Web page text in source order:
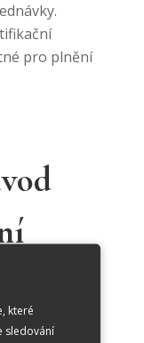
které
sledování
pro plnění
osobních